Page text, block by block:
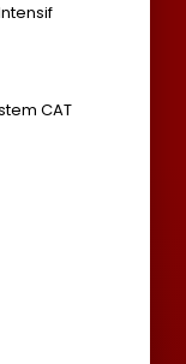
CAT